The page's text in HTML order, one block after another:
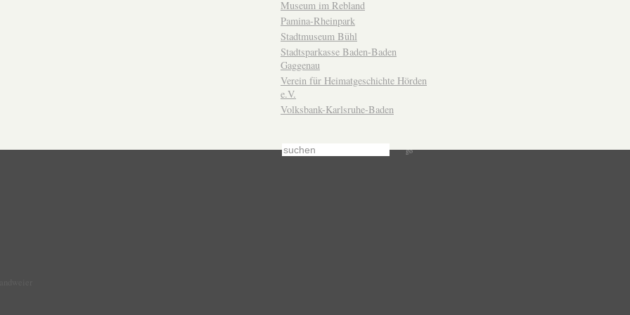
Museum im Rebland
Pamina-Rheinpark
Stadtmuseum Bühl
Stadtsparkasse Baden-Baden
Gaggenau
Verein für Heimatgeschichte Hörden
e.V.
Volksbank-Karlsruhe-Baden